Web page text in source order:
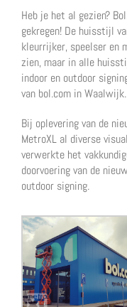
Heb je het al gezien?
gekregen! De huisstijl
kleurrijker, speelser en
zien, maar in alle
indoor en outdoor
van bol.com in Waalwijk.
Bij oplevering van de
MetroXL al diverse
verwerkte het
doorvoering van de
outdoor signing.